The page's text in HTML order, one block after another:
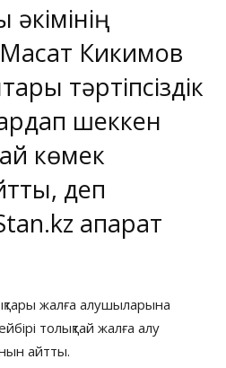
Кикимов
тәртіпсіздік
шеккен
көмек
деп
ақпарат
жалға алушыларына
толықтай жалға алу
айтты.